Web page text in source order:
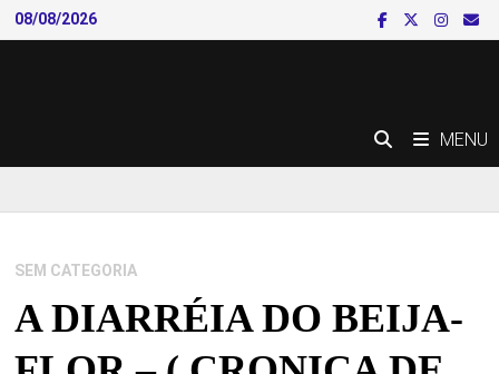
Skip
to
08/08/2026
MENU
SEM CATEGORIA
A DIARRÉIA DO BEIJA-